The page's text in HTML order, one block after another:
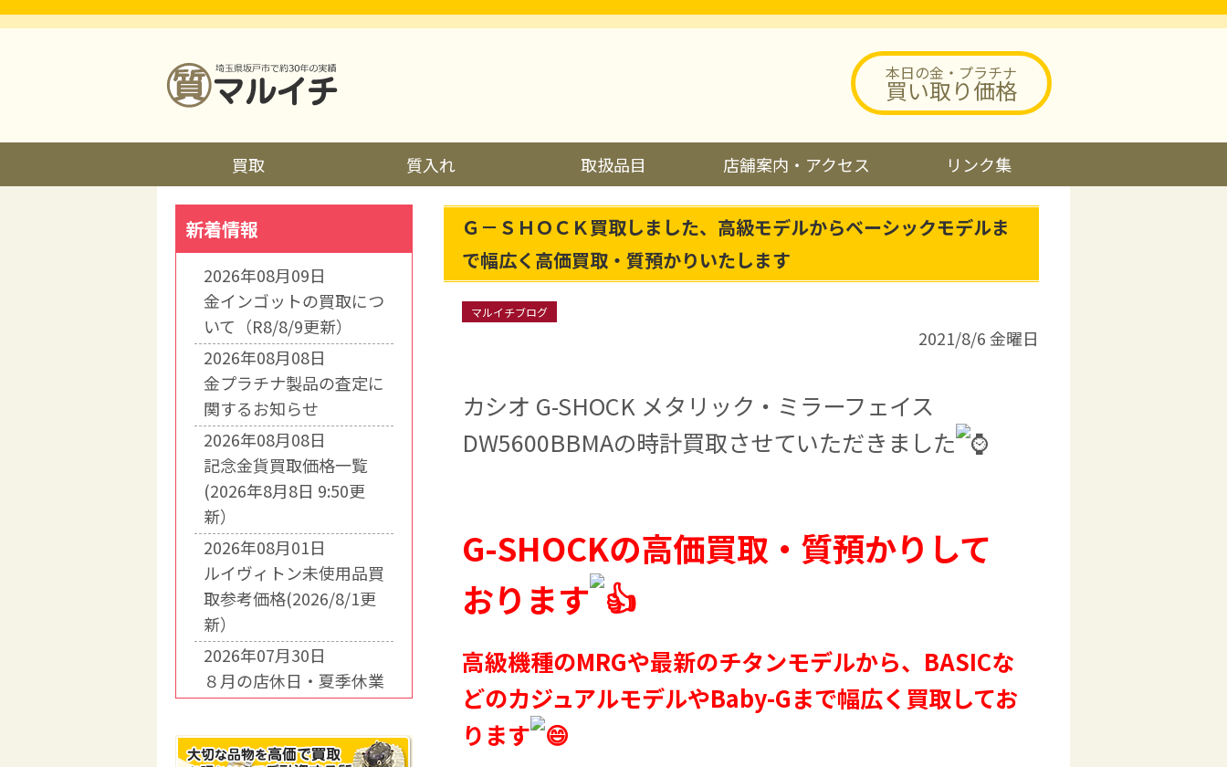
本日の金・プラチナ
買い取り価格
買取 質入れ 取扱品目 店舗案内・アクセス リンク集
Ｇ－ＳＨＯＣＫ買取しました、高級モデルからベーシックモデルま
で幅広く高価買取・質預かりいたします
マルイチブログ
2021/8/6 金曜日
カシオ G-SHOCK メタリック・ミラーフェイス
DW5600BBMAの時計買取させていただきました
G-SHOCKの高価買取・質預かりして
おります
高級機種のMRGや最新のチタンモデルから、BASICな
どのカジュアルモデルやBaby-Gまで幅広く買取してお
ります
新着情報
2026年08月09日
金インゴットの買取につ
いて（R8/8/9更新）
2026年08月08日
金プラチナ製品の査定に
関するお知らせ
2026年08月08日
記念金貨買取価格一覧
(2026年8月8日 9:50更
新）
2026年08月01日
ルイヴィトン未使用品買
取参考価格(2026/8/1更
新）
2026年07月30日
８月の店休日・夏季休業